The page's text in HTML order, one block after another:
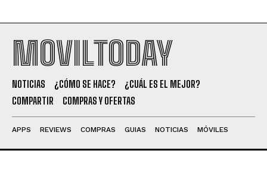
MOVILTODAY
NOTICIAS ¿CÓMO SE HACE?
¿CUÁL ES EL MEJOR?
COMPARTIR
COMPRAS Y OFERTAS
APPS REVIEWS COMPRAS GUIAS NOTICIAS MÓVILES